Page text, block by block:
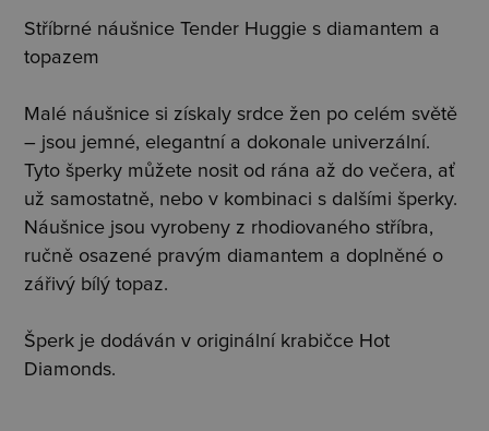
Stříbrné náušnice Tender Huggie s diamantem a
topazem
Malé náušnice si získaly srdce žen po celém světě
– jsou jemné, elegantní a dokonale univerzální.
Tyto šperky můžete nosit od rána až do večera, ať
už samostatně, nebo v kombinaci s dalšími šperky.
Náušnice jsou vyrobeny z rhodiovaného stříbra,
ručně osazené pravým diamantem a doplněné o
zářivý bílý topaz.
Šperk je dodáván v originální krabičce Hot
Diamonds.